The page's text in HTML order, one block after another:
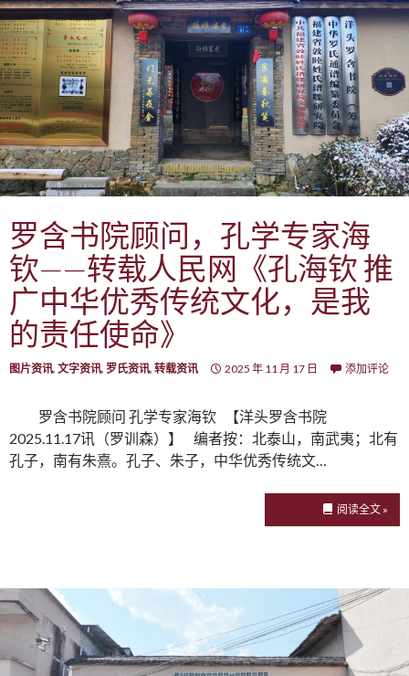
罗含书院顾问，孔学专家海
钦——转载人民网《孔海钦 推
广中华优秀传统文化，是我
的责任使命》
图片资讯, 文字资讯, 罗氏资讯, 转载资讯 2025 年 11 月 17 日 添加评论
罗含书院顾问 孔学专家海钦 【洋头罗含书院
2025.11.17讯（罗训森）】 编者按：北泰山，南武夷；北有
孔子，南有朱熹。孔子、朱子，中华优秀传统文…
阅读全文 »